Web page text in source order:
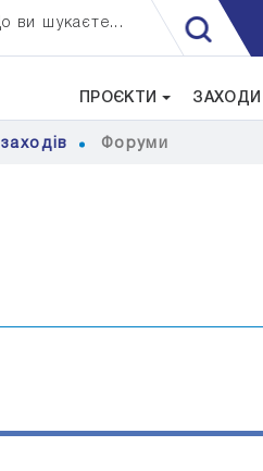
ви шукаєте...
ПРОЄКТИ ЗАХОДИ
Форуми